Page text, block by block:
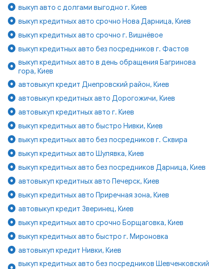
выкуп авто с долгами выгодно г. Киев
выкуп кредитных авто срочно Нова Дарница, Киев
выкуп кредитных авто срочно г. Вишнёвое
выкуп кредитных авто без посредников г. Фастов
выкуп кредитных авто в день обращения Багринова
гора, Киев
автовыкуп кредит Днепровский район, Киев
автовыкуп кредитных авто Дорогожичи, Киев
автовыкуп кредитных авто г. Киев
выкуп кредитных авто быстро Нивки, Киев
выкуп кредитных авто без посредников г. Сквира
выкуп кредитных авто Шулявка, Киев
выкуп кредитных авто без посредников Дарница, Киев
автовыкуп кредитных авто Печерск, Киев
выкуп кредитных авто Приречная зона, Киев
автовыкуп кредит Зверинец, Киев
выкуп кредитных авто срочно Борщаговка, Киев
выкуп кредитных авто быстро г. Мироновка
автовыкуп кредит Нивки, Киев
выкуп кредитных авто без посредников Шевченковский